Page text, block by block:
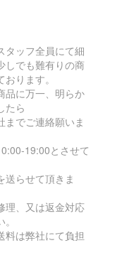
タッフ全員にて細
しでも難有りの商
ります。
品に万一、明らか
たら
までご連絡願いま
19:00とさせて
送らせて頂きま
理、又は返金対応
料は弊社にて負担